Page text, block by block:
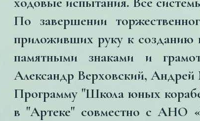
По завершении
приложивших руку к созданию
памятными знаками и
Александр Верховский,
Программу "Школа юных
в "Артеке" совместно с АНО